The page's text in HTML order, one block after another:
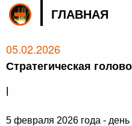
ГЛАВНАЯ
05.02.2026
Стратегическая
|
5 февраля 2026 года - день